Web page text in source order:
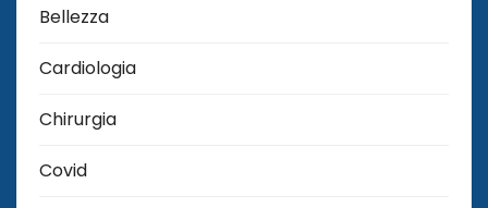
Bellezza
Cardiologia
Chirurgia
Covid